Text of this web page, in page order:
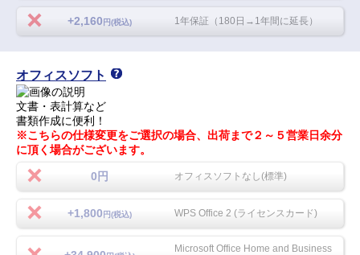
+2,160 円(税込) 1年保証（180日→1年間に延長）
オフィスソフト
文書・表計算など
書類作成に便利！
※こちらの仕様変更をご選択の場合、出荷まで２～５営業日余分
に頂く場合がございます。
0円 オフィスソフトなし(標準)
+1,800 円(税込) WPS Office 2 (ライセンスカード)
Microsoft Office Home and Business